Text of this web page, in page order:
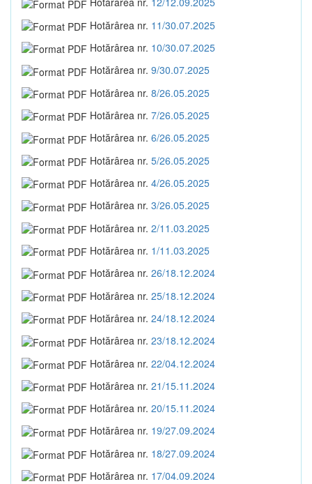
Hotărârea nr. 11/30.07.2025
Hotărârea nr. 10/30.07.2025
Hotărârea nr. 9/30.07.2025
Hotărârea nr. 8/26.05.2025
Hotărârea nr. 7/26.05.2025
Hotărârea nr. 6/26.05.2025
Hotărârea nr. 5/26.05.2025
Hotărârea nr. 4/26.05.2025
Hotărârea nr. 3/26.05.2025
Hotărârea nr. 2/11.03.2025
Hotărârea nr. 1/11.03.2025
Hotărârea nr. 26/18.12.2024
Hotărârea nr. 25/18.12.2024
Hotărârea nr. 24/18.12.2024
Hotărârea nr. 23/18.12.2024
Hotărârea nr. 22/04.12.2024
Hotărârea nr. 21/15.11.2024
Hotărârea nr. 20/15.11.2024
Hotărârea nr. 19/27.09.2024
Hotărârea nr. 18/27.09.2024
Hotărârea nr. 17/04.09.2024